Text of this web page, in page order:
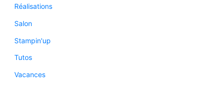
Réalisations
Salon
Stampin'up
Tutos
Vacances